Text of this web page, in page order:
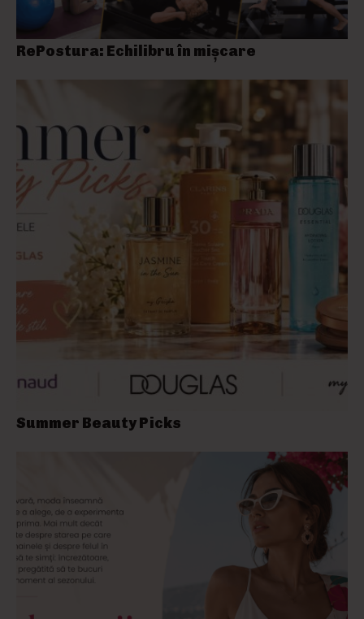
RePostura: Echilibru în mișcare
Summer Beauty Picks